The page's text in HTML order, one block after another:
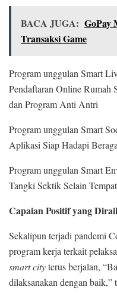
BACA JUGA: GoPay
Transaksi Game
Program unggulan Smart
Pendaftaran Online Rumah
dan Program Anti Antri
Program unggulan Smart
Aplikasi Siap Hadapi
Program unggulan Smart
Tangki Sektik Selain
Capaian Positif yang
Sekalipun terjadi pandemi
program kerja terkait
smart cityterus berjalan,
dilaksanakan dengan baik,”